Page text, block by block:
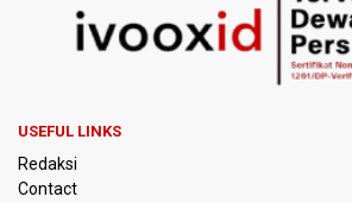
Adriansyah Harus Buktikan Pidana Asal
Tim 9 Kejagung Periksa Febrie
Tersangka dan Saksi Terkait Kasus
Nasional
USEFUL LINKS
Redaksi
Contact